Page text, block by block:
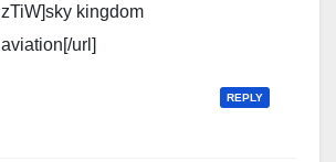
zTiW]sky kingdom
aviation[/url]
REPLY